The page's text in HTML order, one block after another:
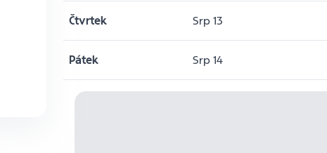
Čtvrtek Srp 13
Pátek Srp 14